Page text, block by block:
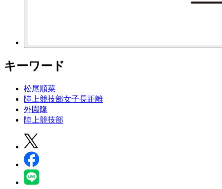
キーワード
松尾順菜
陸上競技部女子長距離
外園隆
陸上競技部